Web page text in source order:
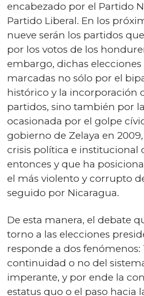
encabezado por el Partido
Partido Liberal. En los
nueve serán los partidos
por los votos de los
embargo, dichas elecciones
marcadas no sólo por el
histórico y la incorporación
partidos, sino también por
ocasionada por el golpe
gobierno de Zelaya en
crisis política e institucional
entonces y que ha
el más violento y corrupto
seguido por Nicaragua.
De esta manera, el debate
torno a las elecciones
responde a dos fenómenos:
continuidad o no del
imperante, y por ende la
estatus quo o el paso hacia